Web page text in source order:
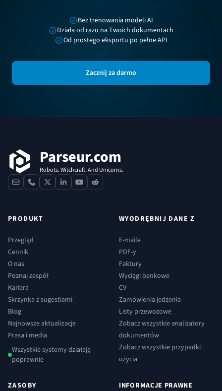
Bez trenowania modeli AI
Działa od razu na Twoich dokumentach
Od prostego eksportu po pełne API
Zacznij za darmo
Parseur.com
Robots. Witchcraft. And Unicorns.
contactphone
x linkedinyoutube
reddit
PRODUKT
Przegląd
Cennik
O nas
Poznaj zespół
Kariera
Skrzynka z sugestiami
Blog
Najnowsze aktualizacje
Prasa i media
Wszystkie systemy działają
poprawnie
WYODRĘBNIJ DANE Z
E-maile
PDF-y
Faktury
Wyciągi bankowe
CV
Zamówienia jedzenia
Listy przewozowe
Zobacz wszystkie analizatory
dokumentów
Zobacz wszystkie przypadki
użycia
ZASOBY INFORMACJE PRAWNE